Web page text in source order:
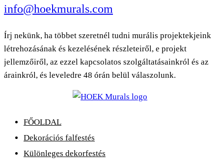
info@hoekmurals.com
Írj nekünk, ha többet szeretnél tudni murális projektekjeink
létrehozásának és kezelésének részleteiről, e projekt
jellemzőiről, az ezzel kapcsolatos szolgáltatásainkról és az
árainkról, és leveledre 48 órán belül válaszolunk.
FŐOLDAL
Dekorációs falfestés
Különleges dekorfestés